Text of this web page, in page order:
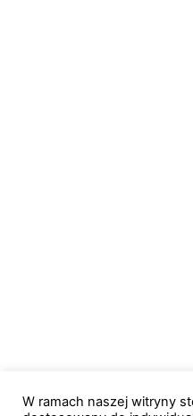
W ramach naszej witryny